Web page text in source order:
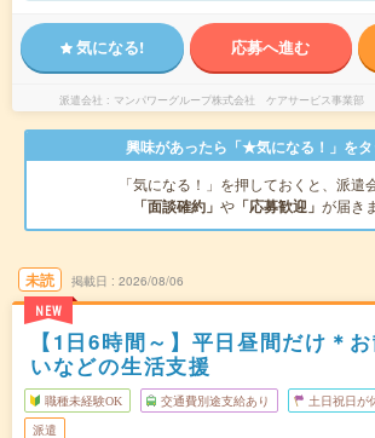
気になる! 応募へ進む
派遣会社 マンパワーグループ株式会社 ケアサービス事業部
興味があったら「★気になる！」をタ
「気になる！」を押しておくと、派遣
「面談確約」 や 「応募歓迎」 が届き
未読
NEW
掲載日 2026/08/06
【1日6時間～】平日昼間だけ＊
いなどの生活支援
職種未経験OK 交通費別途支給あり 土日祝日が
派遣